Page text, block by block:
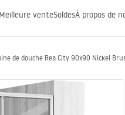
Meilleure venteSoldesÀ propos de
de douche Rea City 90x90 Nickel